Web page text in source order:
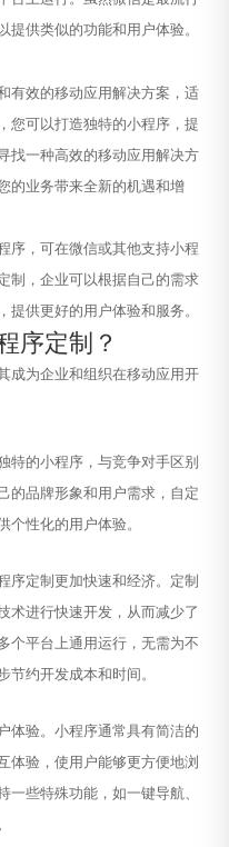
供类似的功能和用户体验。
有效的移动应用解决方案，适
您可以打造独特的小程序，提
找一种高效的移动应用解决方
的业务带来全新的机遇和增
序，可在微信或其他支持小程
制，企业可以根据自己的需求
供更好的用户体验和服务。
序定制？
成为企业和组织在移动应用开
特的小程序，与竞争对手区别
的品牌形象和用户需求，自定
个性化的用户体验。
序定制更加快速和经济。定制
术进行快速开发，从而减少了
个平台上通用运行，无需为不
节约开发成本和时间。
体验。小程序通常具有简洁的
体验，使用户能够更方便地浏
些特殊功能，如一键导航、